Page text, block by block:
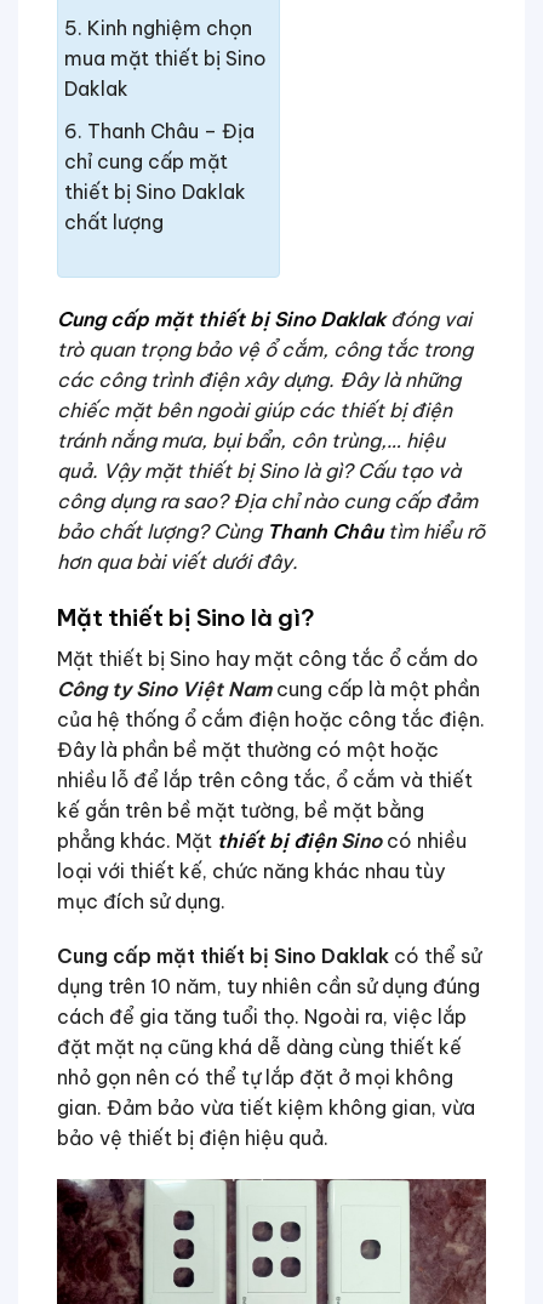
Kinh nghiệm chọn
mua mặt thiết bị Sino
Daklak
Thanh Châu – Địa
chỉ cung cấp mặt
thiết bị Sino Daklak
chất lượng
Cung cấp mặt thiết bị Sino Daklakđóng vai
trò quan trọng bảo vệ ổ cắm, công tắc trong
các công trình điện xây dựng. Đây là những
chiếc mặt bên ngoài giúp các thiết bị điện
tránh nắng mưa, bụi bẩn, côn trùng,… hiệu
quả. Vậy mặt thiết bị Sino là gì? Cấu tạo và
công dụng ra sao? Địa chỉ nào cung cấp đảm
bảo chất lượng? Cùng Thanh Châutìm hiểu rõ
hơn qua bài viết dưới đây.
Mặt thiết bị Sino là gì?
Mặt thiết bị Sino hay mặt công tắc ổ cắm do
Công ty Sino Việt Namcung cấp là một phần
của hệ thống ổ cắm điện hoặc công tắc điện.
Đây là phần bề mặt thường có một hoặc
nhiều lỗ để lắp trên công tắc, ổ cắm và thiết
kế gắn trên bề mặt tường, bề mặt bằng
phẳng khác. Mặt thiết bị điệnSinocó nhiều
loại với thiết kế, chức năng khác nhau tùy
mục đích sử dụng.
Cung cấp mặt thiết bị Sino Daklak có thể sử
dụng trên 10 năm, tuy nhiên cần sử dụng đúng
cách để gia tăng tuổi thọ. Ngoài ra, việc lắp
đặt mặt nạ cũng khá dễ dàng cùng thiết kế
nhỏ gọn nên có thể tự lắp đặt ở mọi không
gian. Đảm bảo vừa tiết kiệm không gian, vừa
bảo vệ thiết bị điện hiệu quả.